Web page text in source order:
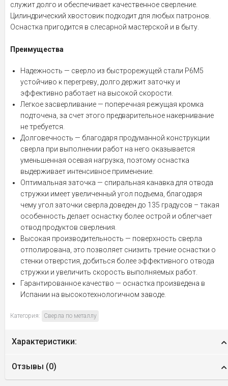
служит долго и обеспечивает качественное сверление.
Цилиндрический хвостовик подходит для любых патронов.
Оснастка пригодится в слесарной мастерской и в быту.
Преимущества
Надежность — сверло из быстрорежущей стали Р6М5
устойчиво к перегреву, долго держит заточку и
эффективно работает на высокой скорости.
Легкое засверливание — поперечная режущая кромка
подточена, за счет этого предварительное накернивание
не требуется.
Долговечность — благодаря продуманной конструкции
сверла при выполнении работ на него оказывается
уменьшенная осевая нагрузка, поэтому оснастка
выдерживает интенсивное применение.
Оптимальная заточка — спиральная канавка для отвода
стружки имеет увеличенный угол подъема, благодаря
чему угол заточки сверла доведен до 135 градусов – такая
особенность делает оснастку более острой и облегчает
отвод продуктов сверления.
Высокая производительность — поверхность сверла
отполирована, это позволяет снизить трение оснастки о
стенки отверстия, добиться более эффективного отвода
стружки и увеличить скорость выполняемых работ.
Гарантированное качество — оснастка произведена в
Испании на высокотехнологичном заводе.
Категория: Сверла по металлу
Характеристики:
Отзывы (0)